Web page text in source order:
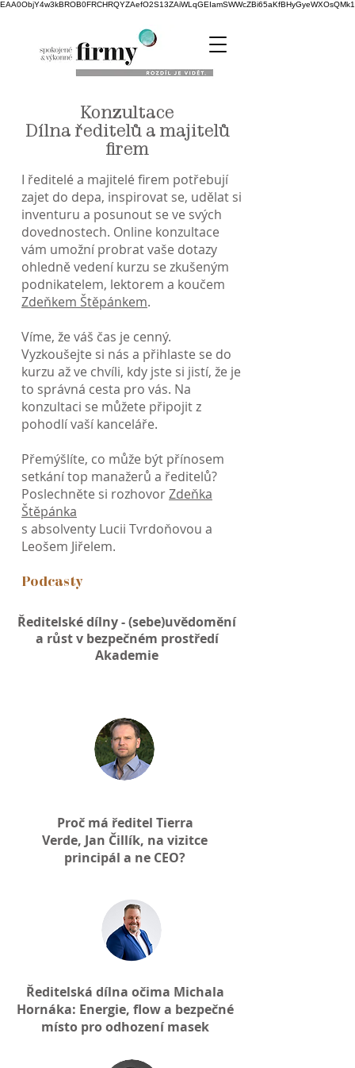
Konzultace
Dílna ředitelů a majitelů
firem
I ředitelé a majitelé firem potřebují
zajet do depa, inspirovat se, udělat si
inventuru a posunout se ve svých
dovednostech. Online konzultace
vám umožní probrat vaše dotazy
ohledně vedení kurzu se zkušeným
podnikatelem, lektorem a koučem
Zdeňkem Štěpánkem.
Víme, že váš čas je cenný.
Vyzkoušejte si nás a přihlaste se do
kurzu až ve chvíli, kdy jste si jistí, že je
to správná cesta pro vás. Na
konzultaci se můžete připojit z
pohodlí vaší kanceláře.
Přemýšlíte, co může být přínosem
setkání top manažerů a ředitelů?
Poslechněte si rozhovorZdeňka
Štěpánka
s absolventy Lucii Tvrdoňovou a
Leošem Jiřelem.
Podcasty
Ředitelské dílny - (sebe)uvědomění
a růst v bezpečném prostředí
Akademie
Proč má ředitel Tierra
Verde, Jan Čillík, na vizitce
principál a ne CEO?
Ředitelská dílna očima Michala
Hornáka: Energie, flow a bezpečné
místo pro odhození masek